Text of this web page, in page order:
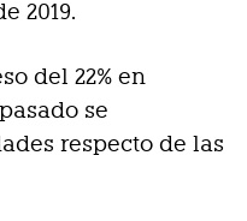
2019.
del 22% en
se
respecto de las